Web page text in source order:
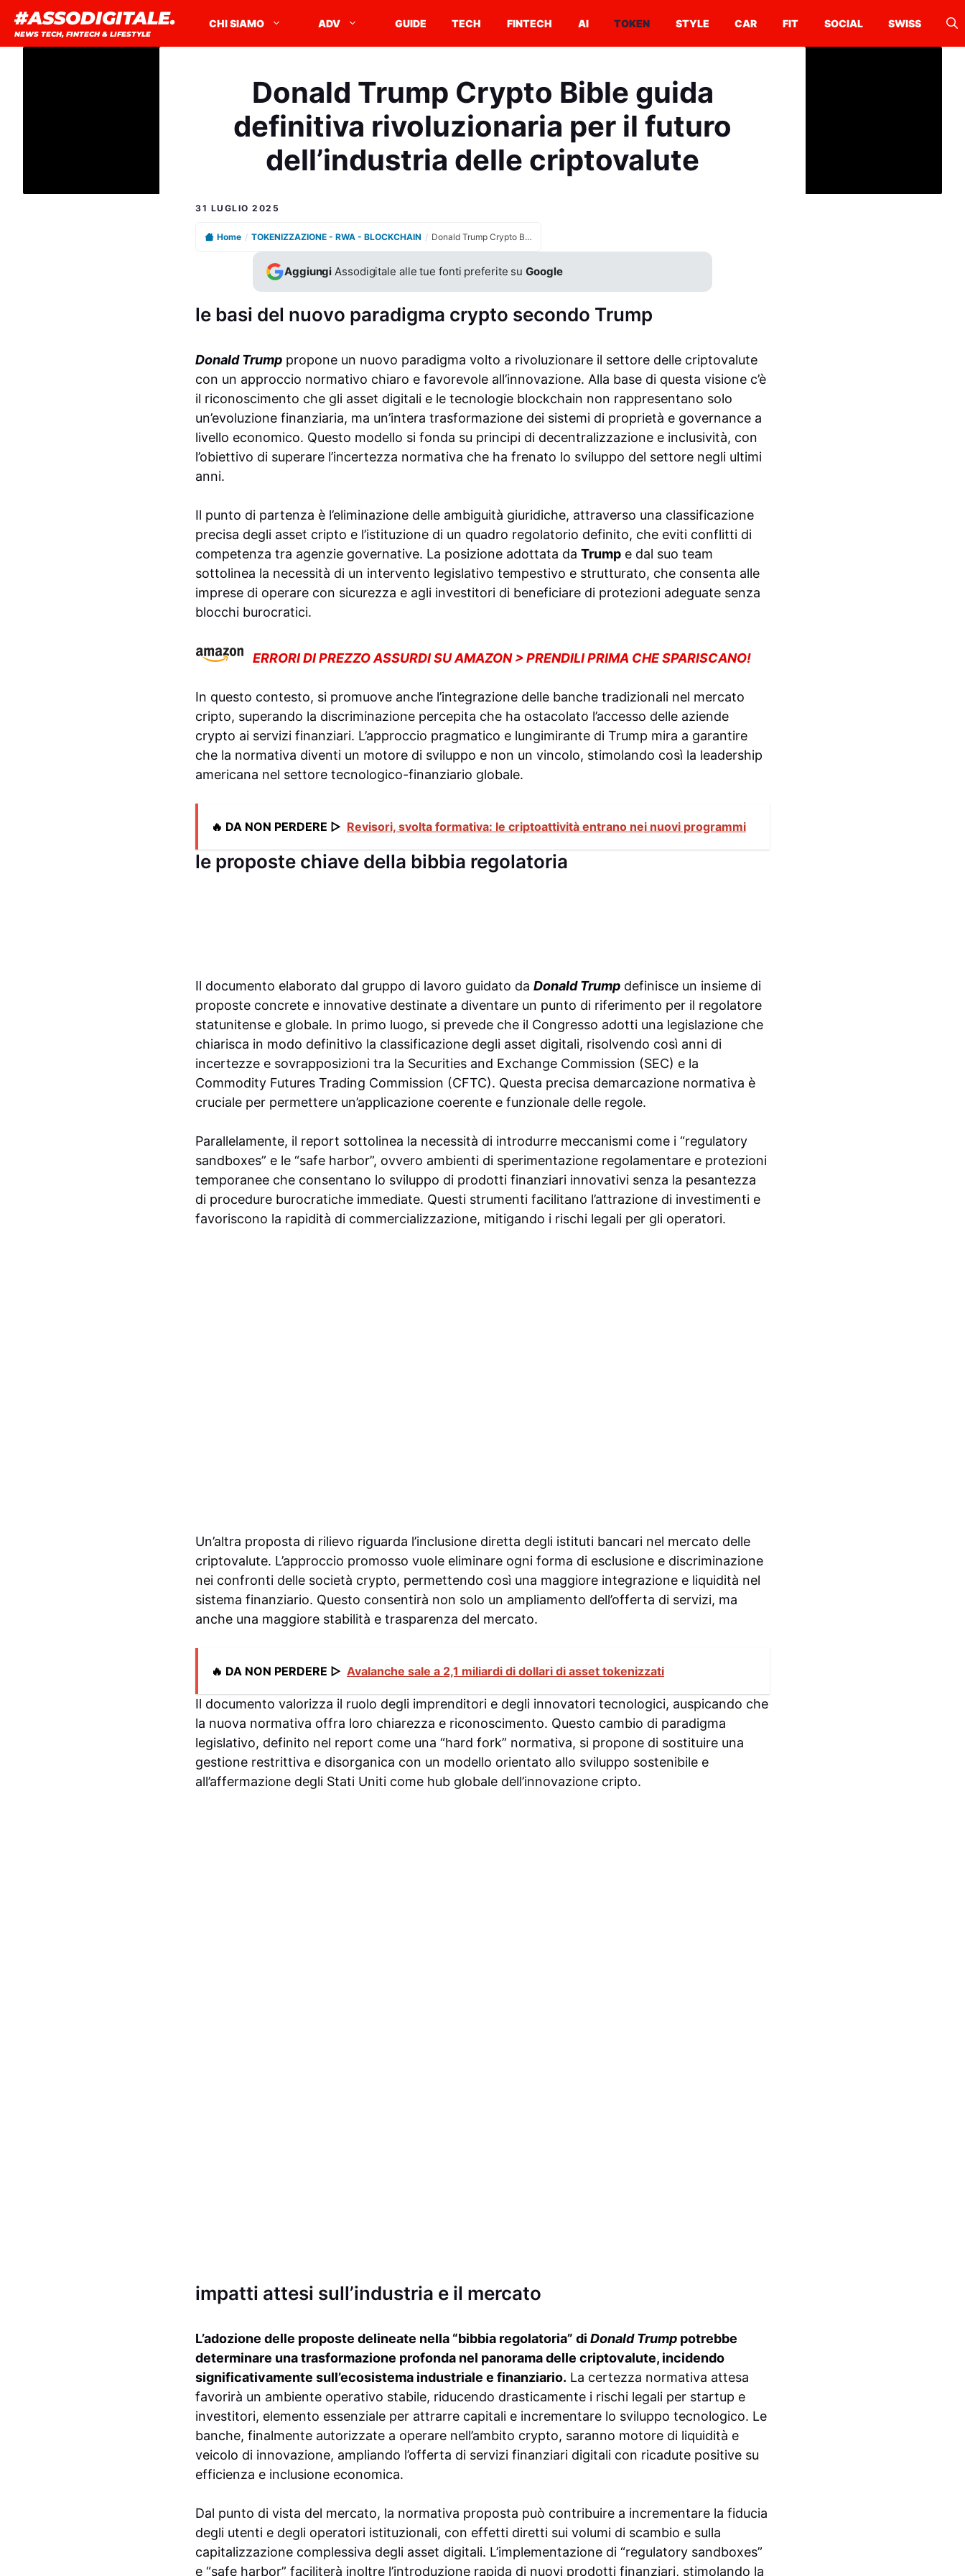
contenuto
#ASSODIGITALE.
NEWS TECH, FINTECH & LIFESTYLE
CHI SIAMO ADV GUIDE TECH FINTECH AI TOKEN STYLE CAR FIT SOCIAL SWISS
Donald Trump Crypto Bible guida
definitiva rivoluzionaria per il futuro
dell’industria delle criptovalute
31 LUGLIO 2025
Home / TOKENIZZAZIONE - RWA - BLOCKCHAIN / Donald Trump Crypto Bible guida definitiva rivoluzionaria per il futuro dell’industria delle criptovalute
Aggiungi Assodigitale alle tue fonti preferite suGoogle
le basi del nuovo paradigma crypto secondo Trump
Donald Trump propone un nuovo paradigma volto a rivoluzionare il settore delle criptovalute
con un approccio normativo chiaro e favorevole all’innovazione. Alla base di questa visione c’è
il riconoscimento che gli asset digitali e le tecnologie blockchain non rappresentano solo
un’evoluzione finanziaria, ma un’intera trasformazione dei sistemi di proprietà e governance a
livello economico. Questo modello si fonda su principi di decentralizzazione e inclusività, con
l’obiettivo di superare l’incertezza normativa che ha frenato lo sviluppo del settore negli ultimi
anni.
Il punto di partenza è l’eliminazione delle ambiguità giuridiche, attraverso una classificazione
precisa degli asset cripto e l’istituzione di un quadro regolatorio definito, che eviti conflitti di
competenza tra agenzie governative. La posizione adottata da Trump e dal suo team
sottolinea la necessità di un intervento legislativo tempestivo e strutturato, che consenta alle
imprese di operare con sicurezza e agli investitori di beneficiare di protezioni adeguate senza
blocchi burocratici.
ERRORI DI PREZZO ASSURDI SU AMAZON > PRENDILI PRIMA CHE SPARISCANO!
In questo contesto, si promuove anche l’integrazione delle banche tradizionali nel mercato
cripto, superando la discriminazione percepita che ha ostacolato l’accesso delle aziende
crypto ai servizi finanziari. L’approccio pragmatico e lungimirante di Trump mira a garantire
che la normativa diventi un motore di sviluppo e non un vincolo, stimolando così la leadership
americana nel settore tecnologico-finanziario globale.
🔥 DA NON PERDERE ▷ Revisori, svolta formativa: le criptoattività entrano nei nuovi programmi
le proposte chiave della bibbia regolatoria
Il documento elaborato dal gruppo di lavoro guidato da Donald Trump definisce un insieme di
proposte concrete e innovative destinate a diventare un punto di riferimento per il regolatore
statunitense e globale. In primo luogo, si prevede che il Congresso adotti una legislazione che
chiarisca in modo definitivo la classificazione degli asset digitali, risolvendo così anni di
incertezze e sovrapposizioni tra la Securities and Exchange Commission (SEC) e la
Commodity Futures Trading Commission (CFTC). Questa precisa demarcazione normativa è
cruciale per permettere un’applicazione coerente e funzionale delle regole.
Parallelamente, il report sottolinea la necessità di introdurre meccanismi come i “regulatory
sandboxes” e le “safe harbor”, ovvero ambienti di sperimentazione regolamentare e protezioni
temporanee che consentano lo sviluppo di prodotti finanziari innovativi senza la pesantezza
di procedure burocratiche immediate. Questi strumenti facilitano l’attrazione di investimenti e
favoriscono la rapidità di commercializzazione, mitigando i rischi legali per gli operatori.
Un’altra proposta di rilievo riguarda l’inclusione diretta degli istituti bancari nel mercato delle
criptovalute. L’approccio promosso vuole eliminare ogni forma di esclusione e discriminazione
nei confronti delle società crypto, permettendo così una maggiore integrazione e liquidità nel
sistema finanziario. Questo consentirà non solo un ampliamento dell’offerta di servizi, ma
anche una maggiore stabilità e trasparenza del mercato.
🔥 DA NON PERDERE ▷ Avalanche sale a 2,1 miliardi di dollari di asset tokenizzati
Il documento valorizza il ruolo degli imprenditori e degli innovatori tecnologici, auspicando che
la nuova normativa offra loro chiarezza e riconoscimento. Questo cambio di paradigma
legislativo, definito nel report come una “hard fork” normativa, si propone di sostituire una
gestione restrittiva e disorganica con un modello orientato allo sviluppo sostenibile e
all’affermazione degli Stati Uniti come hub globale dell’innovazione cripto.
impatti attesi sull’industria e il mercato
L’adozione delle proposte delineate nella “bibbia regolatoria” di Donald Trump potrebbe
determinare una trasformazione profonda nel panorama delle criptovalute, incidendo
significativamente sull’ecosistema industriale e finanziario. La certezza normativa attesa
favorirà un ambiente operativo stabile, riducendo drasticamente i rischi legali per startup e
investitori, elemento essenziale per attrarre capitali e incrementare lo sviluppo tecnologico. Le
banche, finalmente autorizzate a operare nell’ambito crypto, saranno motore di liquidità e
veicolo di innovazione, ampliando l’offerta di servizi finanziari digitali con ricadute positive su
efficienza e inclusione economica.
Dal punto di vista del mercato, la normativa proposta può contribuire a incrementare la fiducia
degli utenti e degli operatori istituzionali, con effetti diretti sui volumi di scambio e sulla
capitalizzazione complessiva degli asset digitali. L’implementazione di “regulatory sandboxes”
e “safe harbor” faciliterà inoltre l’introduzione rapida di nuovi prodotti finanziari, stimolando la